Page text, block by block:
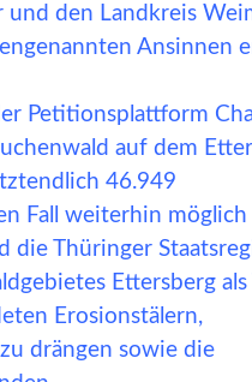
und den Landkreis
Ansinnen
Petitionsplattform
auf dem
46.949
Fall weiterhin möglich
die Thüringer
Ettersberg als
Erosionstälern,
drängen sowie die